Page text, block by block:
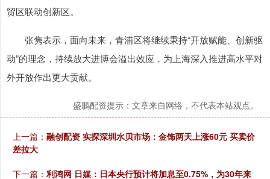
贸区联动创新区。
张隽表示，面向未来，青浦区将继续秉持“开放赋能、创新驱
动”的理念，持续放大进博会溢出效应，为上海深入推进高水平对
外开放作出更大贡献。
盛鹏配资提示：文章来自网络，不代表本站观点。
上一篇： 融创配资 实探深圳水贝市场：金饰两天上涨60元 买卖价
差拉大
下一篇： 利鸿网 日媒：日本央行预计将加息至0.75%，为30年来